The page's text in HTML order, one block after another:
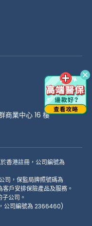
商業中心 16 樓
香港註冊，公司編號為
司，保監局牌照號碼為
戶安排保險產品及服務。
公司。
公司編號為 2366460)